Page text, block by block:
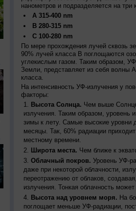
нанометров и подразделяется на три
A 315-400 nm
B 280-315 nm
C 100-280 nm
По мере прохождения лучей сквозь
90% лучей класса B поглощаются
углекислым газом. Таким образом,
Земли, представляет из себя волны
класса.
На интенсивность УФ-излучения у
факторы:
Высота Солнца. Чем выше
излучения. Таким образом, уровень
зимы к лету. Самые высокие уровни
месяцы. Так, 60% радиации
местному времени.
Широта места. Чем ближе к
Облачный покров. Уровень УФ-
даже при некоторой облачности,
переотражению от облаков,
излучения. Тонкая облачность
Высота над уровнем моря. На
поглощает меньше УФ-радиации,